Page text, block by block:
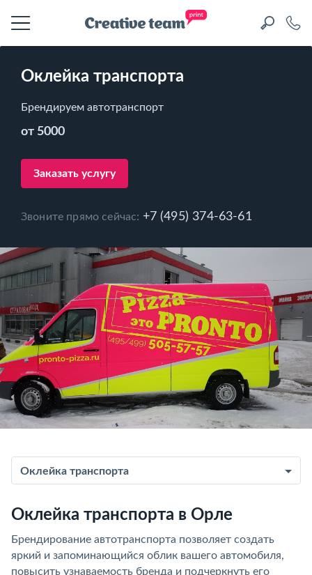
Оклейка транспорта
Брендируем автотранспорт
от 5000
Заказать услугу
Звоните прямо сейчас: +7 (495) 374-63-61
Оклейка транспорта
Оклейка транспорта в Орле
Брендирование автотранспорта позволяет создать
яркий и запоминающийся облик вашего автомобиля,
повысить узнаваемость бренда и подчеркнуть его